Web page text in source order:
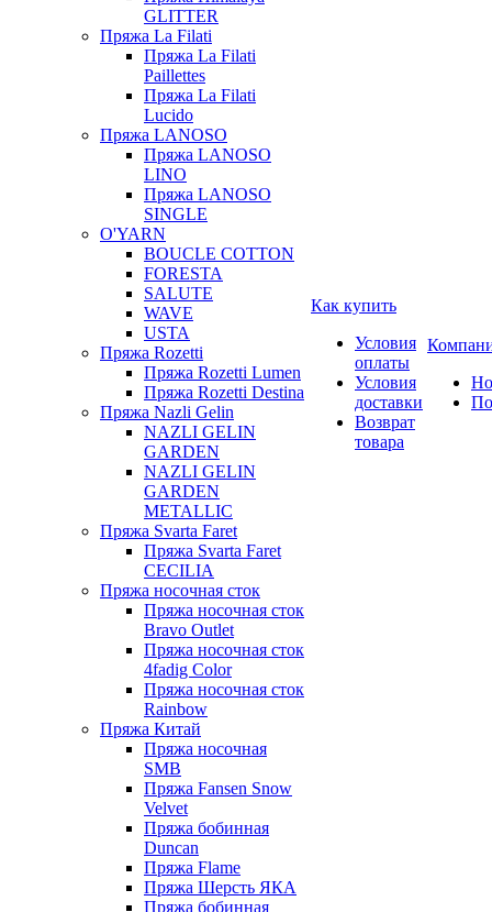
GLITTER
Пряжа La Filati
Пряжа La Filati
Paillettes
Пряжа La Filati
Lucido
Пряжа LANOSO
Пряжа LANOSO
LINO
Пряжа LANOSO
SINGLE
O'YARN
BOUCLE COTTON
FORESTA
SALUTE
WAVE
USTA
Пряжа Rozetti
Пряжа Rozetti Lumen
Пряжа Rozetti Destina
Пряжа Nazli Gelin
NAZLI GELIN
GARDEN
NAZLI GELIN
GARDEN
METALLIC
Пряжа Svarta Faret
Пряжа Svarta Faret
CECILIA
Пряжа носочная сток
Пряжа носочная сток
Bravo Outlet
Пряжа носочная сток
4fadig Color
Пряжа носочная сток
Rainbow
Пряжа Китай
Пряжа носочная
SMB
Пряжа Fansen Snow
Velvet
Пряжа бобинная
Duncan
Пряжа Flame
Пряжа Шерсть ЯКА
Пряжа бобинная
Как купить
Условия
оплаты
Условия
доставки
Возврат
товара